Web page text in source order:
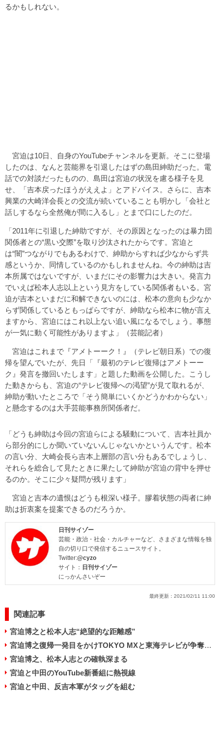
るかもしれない。
宮迫は10日、自身のYouTubeチャンネルを更新。そこに登場
したのは、なんと芸能界を引退したはずの島田紳助だった。電
話での対談だったものの、島田は宮迫の状況を慮る様子を見
せ、「吉本戻ったほうがええよ」とアドバイス。さらに、吉本
興業の大崎洋会長との交流が続いていることも明かし「会社と
話しするなら全然俺が間に入るし」とまで口にしたのだ。
「2011年に引退した紳助ですが、その原因となったのは暴力団
関係者との“黒い交際”を取り沙汰されたからです。宮迫と
は“闇”つながりでもあるわけで、紳助からすれば少なからず共
感というか、同情しているのかもしれませんね。今の紳助は吉
本所属ではないですが、いまだにその影響力は大きい。発言力
でいえば松本人志以上という見方をしている関係者もいる。宮
迫が吉本といまだに和解できないのには、松本の意向も少なか
らず関係しているともっぱらですが、紳助なら松本に物が言え
ますから、宮迫にはこれ以上ない追い風になるでしょう。事態
が一気に動く可能性がありますよ」（芸能記者）
宮迫はこれまで『アメトーーク！』（テレビ朝日系）での復
帰を望んでいたが、先日「『最初のテレビ復帰はアメトーー
ク』発言を撤回いたします」と題した動画を公開した。こうし
た動きからも、宮迫の“テレビ復帰への渇望”が見て取れるが、
紳助が動いたところで「そう簡単にいくかどうかわからない」
と懸念するのは大手芸能事務所関係者だ。
「どうも紳助は今回の宮迫らによる騒動について、吉本社員か
ら部分的にしか聞いていないんじゃないかというんです。松本
の言い分、大崎会長ら吉本上層部の言い分もあるでしょうし、
それらを総合して見たときに果たして紳助が宮迫の背中を押せ
るのか。そこに少々疑問が残ります」
宮迫と吉本の遺恨はどうも根深い様子。膠着状態の両者に紳
助は折衷案を提案できるのだろうか。
日刊サイゾー
芸能・政治・社会・カルチャーなど、さまざまな情報を独
自の切り口で発信するニュースサイト。
Twitter:@cyzo
サイト： 日刊サイゾー
にっかんさいぞー
最終更新： 2021/02/11 11:00
関連記事
宮迫博之と松本人志“絶望的な距離感”
宮迫博之復帰一発目をかけTOKYO MXと東海テレビが争奪戦？
宮迫博之、松本人志との確執深まる
宮迫と中田のYouTube新番組に熱視線
宮迫と中田、反吉本軍がタッグを組む